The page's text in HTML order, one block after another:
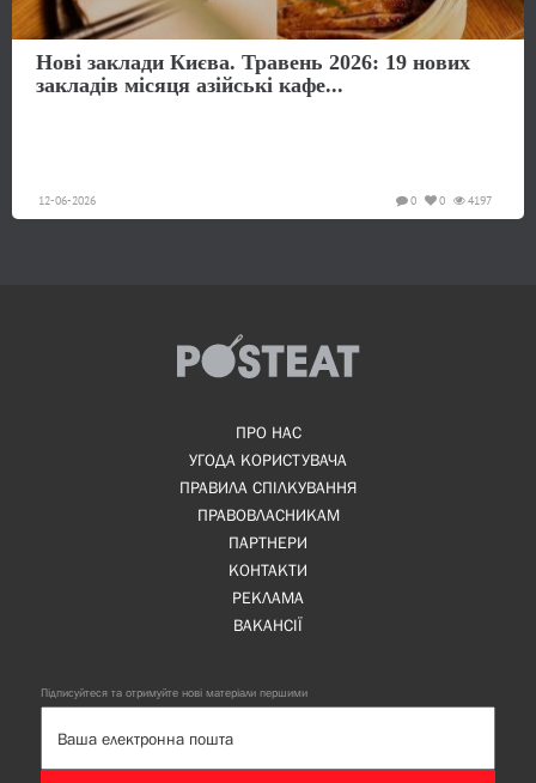
Нові заклади Києва. Травень 2026: 19 нових
закладів місяця азійські кафе...
12-06-2026 4197
0
0
ПРО НАС
УГОДА КОРИСТУВАЧА
ПРАВИЛА СПІЛКУВАННЯ
ПРАВОВЛАСНИКАМ
ПАРТНЕРИ
КОНТАКТИ
РЕКЛАМА
ВАКАНСІЇ
Підписуйтеся та отримуйте нові матеріали першими